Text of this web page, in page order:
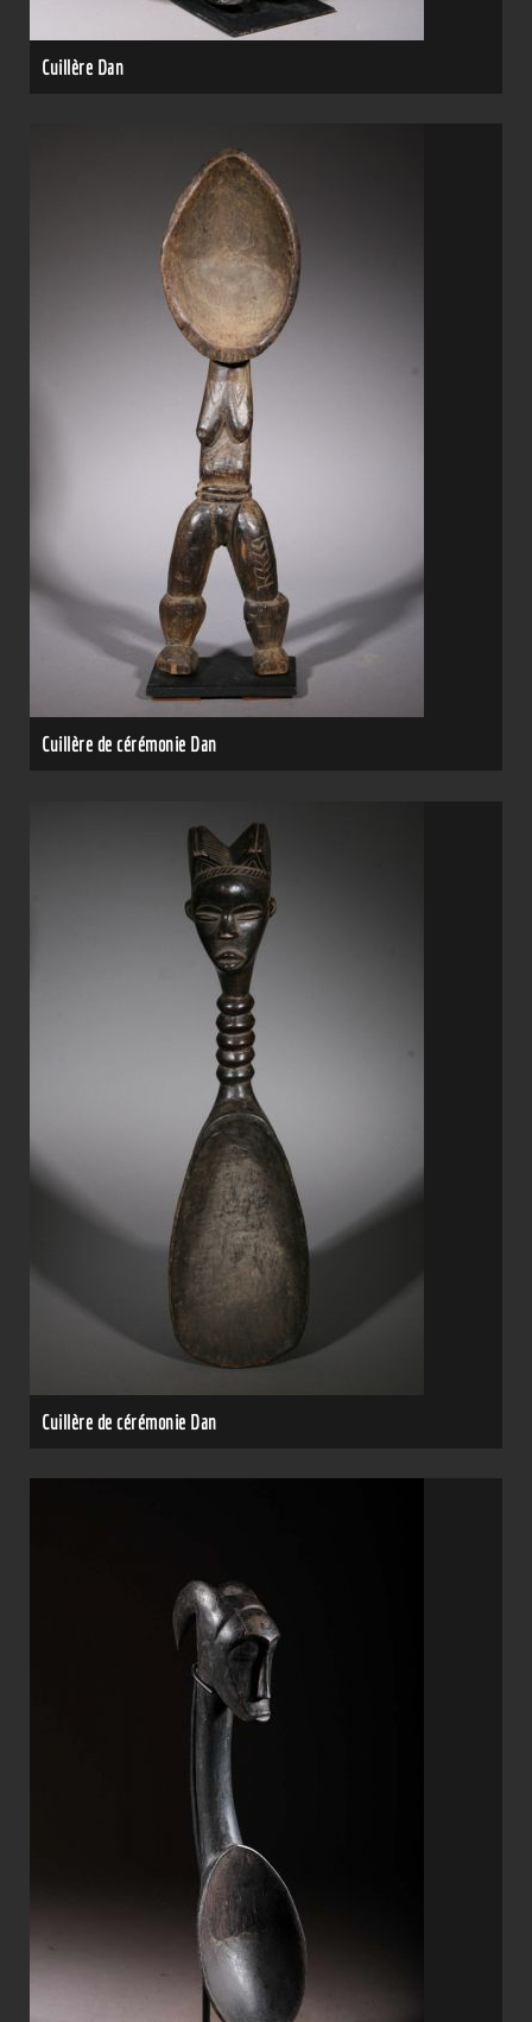
Cuillère Dan
Cuillère de cérémonie Dan
Cuillère de cérémonie Dan